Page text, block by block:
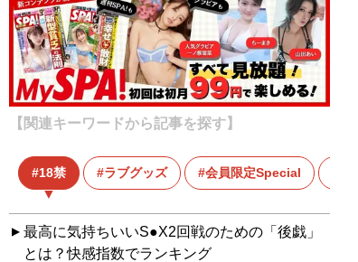
【関連キーワードから記事を探す】
18禁 ラブグッズ 会員限定Special
最高に気持ちいいS●X2回戦のための「後戯」
とは？快感指数でランキング